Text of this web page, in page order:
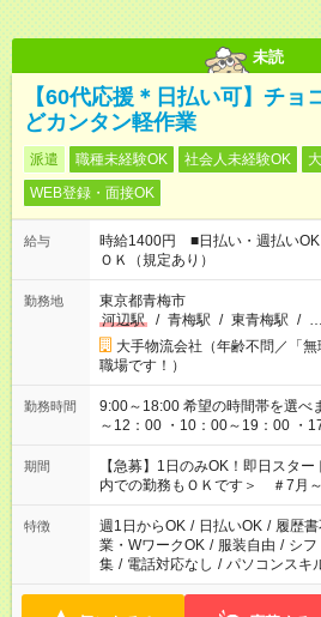
未読
【60代応援＊日払い可】チョ
どカンタン軽作業
派遣 職種未経験OK 社会人未経験OK
WEB登録・面接OK
給与
時給1400円 ■日払い・週払い
ＯＫ（規定あり）
勤務地
東京都青梅市
河辺駅
/ 青梅駅 / 東青梅駅 / …
大手物流会社（年齢不問／「
職場です！）
勤務時間
9:00～18:00 希望の時間帯を選べます！ ＜シフト例＞ ・8：30
～12：00 ・10：00～19：00 ・
22：00 ・22：00～翌6：00 など
期間
【急募】1日のみOK！即日スタ
内での勤務もＯＫです＞ ＃7月
特徴 週1日からOK / 日払いOK / 履歴
業・WワークOK / 服装自由 / シフ
集 / 電話対応なし / パソコンスキ